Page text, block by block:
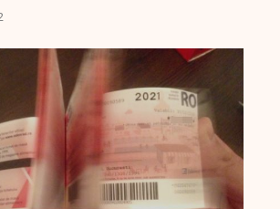
clarificată și problema